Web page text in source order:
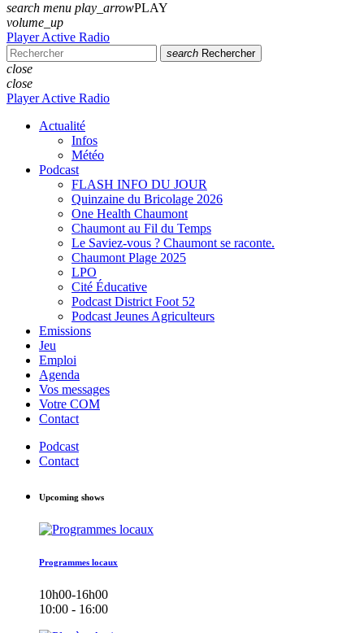
search menu play_arrowPLAY
volume_up
Player Active Radio
search Rechercher
close
close
Player Active Radio
Actualité
Infos
Météo
Podcast
FLASH INFO DU JOUR
Quinzaine du Bricolage 2026
One Health Chaumont
Chaumont au Fil du Temps
Le Saviez-vous ? Chaumont se raconte.
Chaumont Plage 2025
LPO
Cité Éducative
Podcast District Foot 52
Podcast Jeunes Agriculteurs
Emissions
Jeu
Emploi
Agenda
Vos messages
Votre COM
Contact
Podcast
Contact
Upcoming shows
Programmes locaux
10h00-16h00
10:00 - 16:00